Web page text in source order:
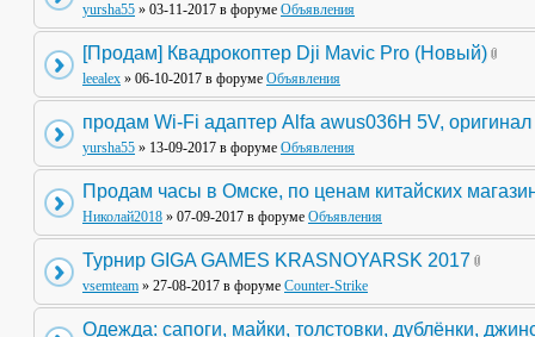
yursha55 » 03-11-2017 в форуме Объявления
[Продам] Квадрокоптер Dji Mavic Pro (Новый)
leealex » 06-10-2017 в форуме Объявления
продам Wi-Fi адаптер Alfa awus036H 5V, оригинал
yursha55 » 13-09-2017 в форуме Объявления
Продам часы в Омске, по ценам китайских
Николай2018 » 07-09-2017 в форуме Объявления
Турнир GIGA GAMES KRASNOYARSK 2017
vsemteam » 27-08-2017 в форуме Counter-Strike
Одежда: сапоги, майки, толстовки, дублёнки,